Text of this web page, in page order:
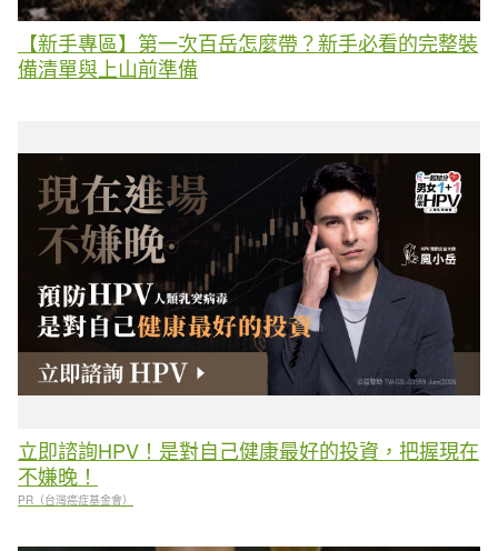
【新手專區】第一次百岳怎麼帶？新手必看的完整裝
備清單與上山前準備
立即諮詢HPV！是對自己健康最好的投資，把握現在
不嫌晚！
PR（台灣癌症基金會）